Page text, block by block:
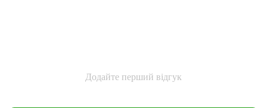
Додайте перший відгук